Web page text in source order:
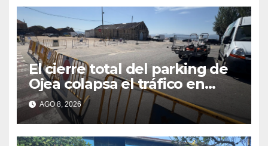
El cierre total del parking de
Ojea colapsa el tráfico en
Cangas
AGO 8, 2026